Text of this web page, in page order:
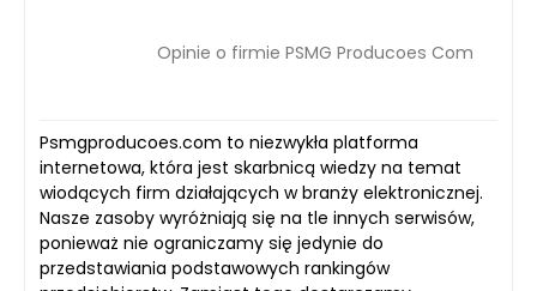
Opinie o firmie PSMG Producoes Com
Psmgproducoes.com to niezwykła platforma
internetowa, która jest skarbnicą wiedzy na temat
wiodących firm działających w branży elektronicznej.
Nasze zasoby wyróżniają się na tle innych serwisów,
ponieważ nie ograniczamy się jedynie do
przedstawiania podstawowych rankingów